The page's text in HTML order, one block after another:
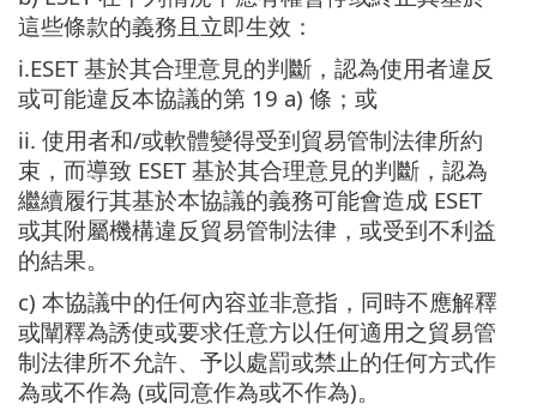
這些條款的義務且立即生效：
i.ESET 基於其合理意見的判斷，認為使用者違反
或可能違反本協議的第 19 a) 條；或
ii. 使用者和/或軟體變得受到貿易管制法律所約
束，而導致 ESET 基於其合理意見的判斷，認為
繼續履行其基於本協議的義務可能會造成 ESET
或其附屬機構違反貿易管制法律，或受到不利益
的結果。
c) 本協議中的任何內容並非意指，同時不應解釋
或闡釋為誘使或要求任意方以任何適用之貿易管
制法律所不允許、予以處罰或禁止的任何方式作
為或不作為 (或同意作為或不作為)。